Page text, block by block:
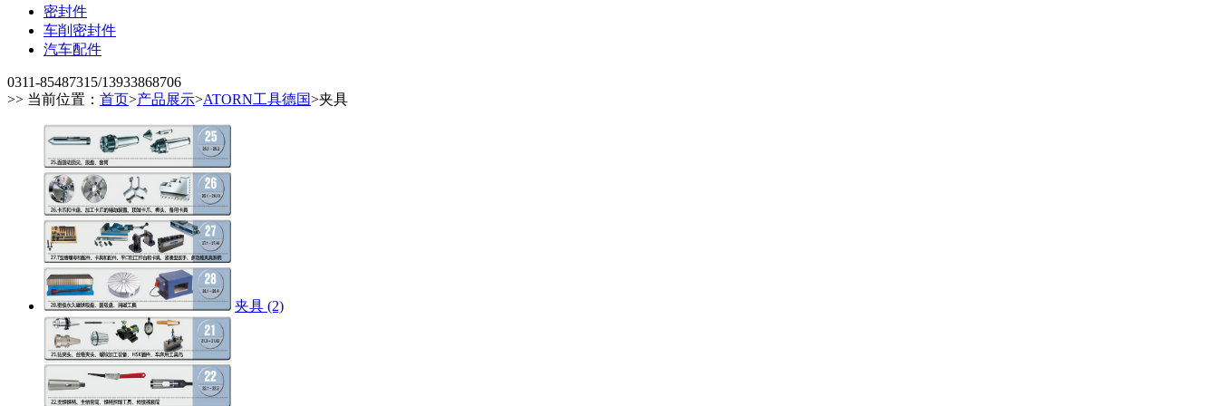
密封件
车削密封件
汽车配件
0311-85487315/13933868706
>> 当前位置： 首页>产品展示>ATORN工具德国>夹具
夹具 (2)